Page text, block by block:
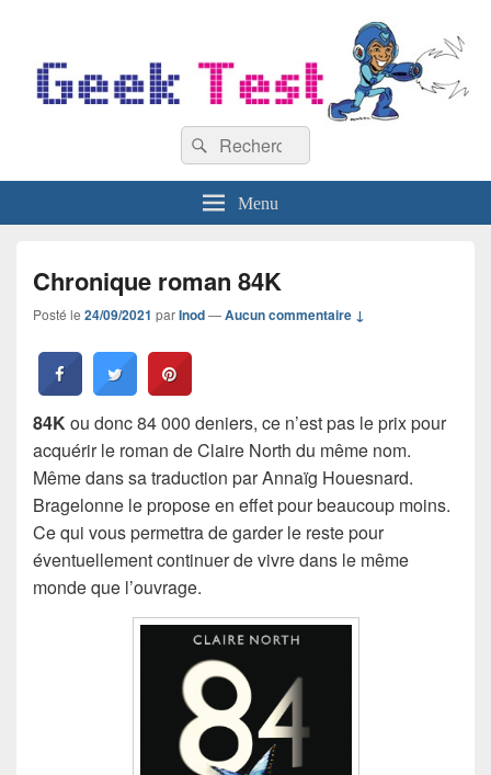
Recherche :
Rechercher
Menu
Chronique roman 84K
Posté le 24/09/2021 parInod—Aucun commentaire ↓
84Kou donc 84 000 deniers, ce n’est pas le prix pour
acquérir le roman de Claire North du même nom.
Même dans sa traduction par Annaïg Houesnard.
Bragelonne le propose en effet pour beaucoup moins.
Ce qui vous permettra de garder le reste pour
éventuellement continuer de vivre dans le même
monde que l’ouvrage.